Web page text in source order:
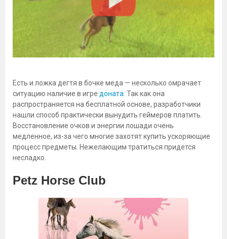
Есть и ложка дегтя в бочке меда — несколько омрачает
ситуацию наличие в игре доната . Так как она
распространяется на бесплатной основе, разработчики
нашли способ практически вынудить геймеров платить.
Восстановление очков и энергии лошади очень
медленное, из-за чего многие захотят купить ускоряющие
процесс предметы. Нежелающим тратиться придется
несладко.
Petz Horse Club